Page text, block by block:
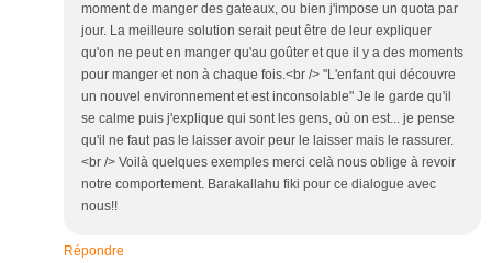
moment de manger des gateaux, ou bien j'impose un quota par
jour. La meilleure solution serait peut être de leur expliquer
qu'on ne peut en manger qu'au goûter et que il y a des moments
pour manger et non à chaque fois.<br /> "L'enfant qui découvre
un nouvel environnement et est inconsolable" Je le garde qu'il
se calme puis j'explique qui sont les gens, où on est... je pense
qu'il ne faut pas le laisser avoir peur le laisser mais le rassurer.
<br /> Voilà quelques exemples merci celà nous oblige à revoir
notre comportement. Barakallahu fiki pour ce dialogue avec
nous!!
Répondre